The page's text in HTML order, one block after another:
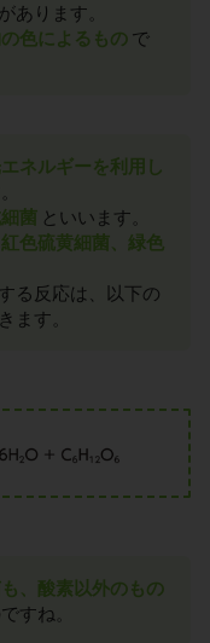
あります。
色によるもの で
ネルギーを利用し
菌 といいます。
紅色硫黄細菌、緑色
る反応は、以下の
ます。
、酸素以外のもの
すね。